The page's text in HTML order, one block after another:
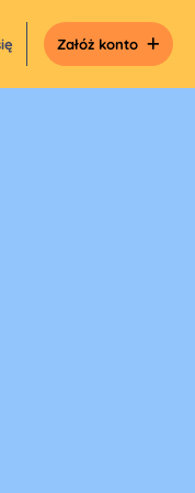
Załóż konto